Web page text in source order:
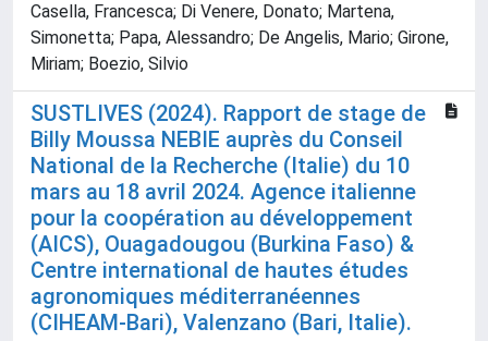
Casella, Francesca; Di Venere, Donato; Martena,
Simonetta; Papa, Alessandro; De Angelis, Mario; Girone,
Miriam; Boezio, Silvio
SUSTLIVES (2024). Rapport de stage de
Billy Moussa NEBIE auprès du Conseil
National de la Recherche (Italie) du 10
mars au 18 avril 2024. Agence italienne
pour la coopération au développement
(AICS), Ouagadougou (Burkina Faso) &
Centre international de hautes études
agronomiques méditerranéennes
(CIHEAM-Bari), Valenzano (Bari, Italie).